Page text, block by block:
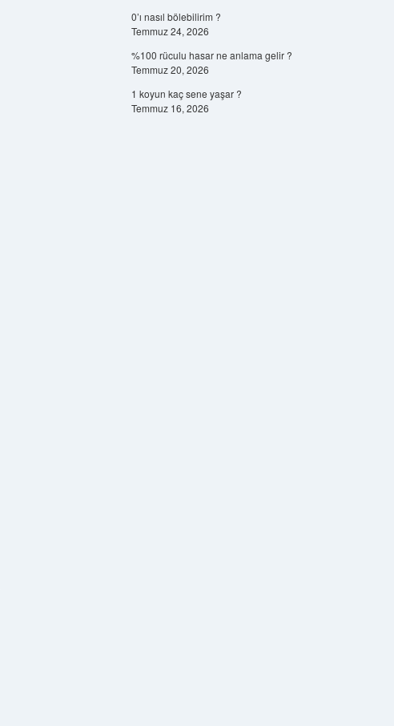
0’ı nasıl bölebilirim ?
Temmuz 24, 2026
%100 rüculu hasar ne anlama gelir ?
Temmuz 20, 2026
1 koyun kaç sene yaşar ?
Temmuz 16, 2026